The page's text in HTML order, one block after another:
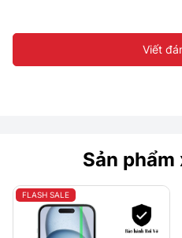
Viết
Sản phẩm
FLASH SALE